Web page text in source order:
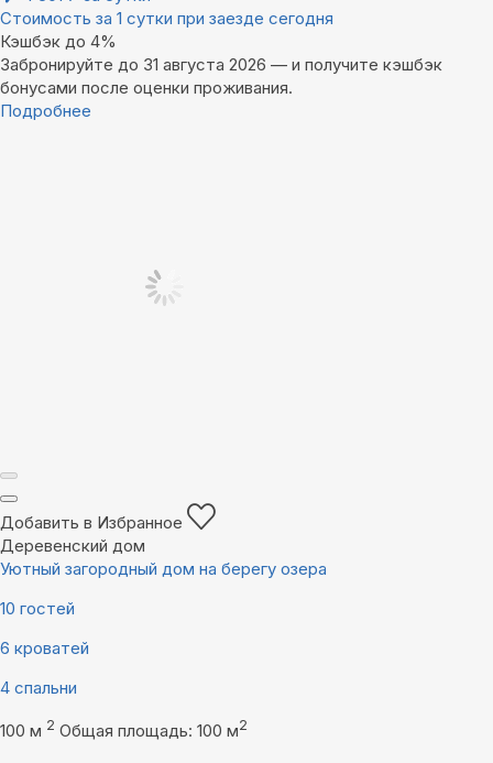
Стоимость за 1 сутки при заезде сегодня
Кэшбэк до 4%
Забронируйте до 31 августа 2026 — и получите кэшбэк
бонусами после оценки проживания.
Подробнее
Добавить в Избранное
Деревенский дом
Уютный загородный дом на берегу озера
10 гостей
6 кроватей
4 спальни
100 м 2 Общая площадь: 100 м2